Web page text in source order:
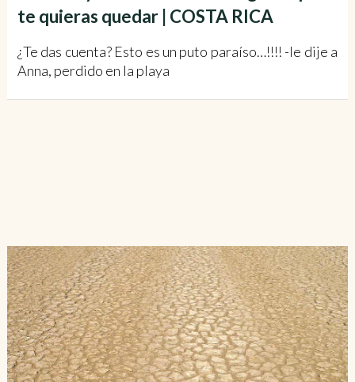
te quieras quedar | COSTA RICA
¿Te das cuenta? Esto es un puto paraíso…!!!! -le dije a
Anna, perdido en la playa